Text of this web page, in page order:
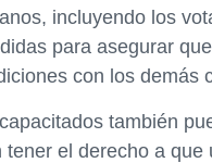
incluyendo los
para asegurar
con los demás
también
tener el derecho a